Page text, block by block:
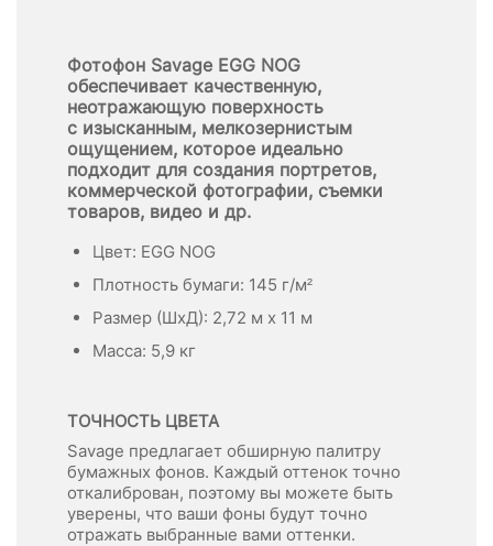
Фотофон Savage EGG NOG
обеспечивает качественную,
неотражающую поверхность
с изысканным, мелкозернистым
ощущением, которое идеально
подходит для создания портретов,
коммерческой фотографии, съемки
товаров, видео и др.
Цвет: EGG NOG
Плотность бумаги: 145 г/м²
Размер (ШхД): 2,72 м x 11 м
Масса: 5,9 кг
ТОЧНОСТЬ ЦВЕТА
Savage предлагает обширную палитру
бумажных фонов. Каждый оттенок точно
откалиброван, поэтому вы можете быть
уверены, что ваши фоны будут точно
отражать выбранные вами оттенки.